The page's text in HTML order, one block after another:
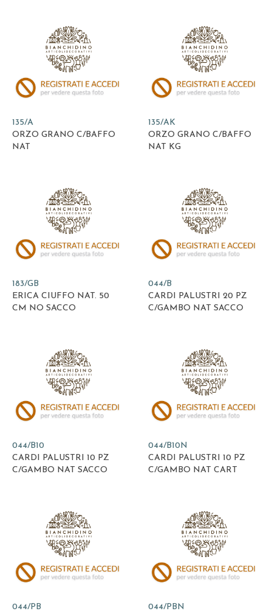
135/A
ORZO GRANO C/BAFFO
NAT
135/AK
ORZO GRANO C/BAFFO
NAT KG
183/GB
ERICA CIUFFO NAT. 50
CM NO SACCO
044/B
CARDI PALUSTRI 20 PZ
C/GAMBO NAT SACCO
044/B10
CARDI PALUSTRI 10 PZ
C/GAMBO NAT SACCO
044/B10N
CARDI PALUSTRI 10 PZ
C/GAMBO NAT CART
044/PB 044/PBN